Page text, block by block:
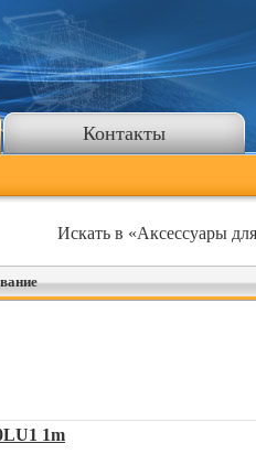
Контакты
Искать в «Аксессуары
1m